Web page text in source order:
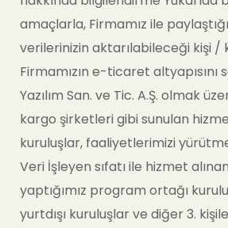
amaçlarla, Firmamız ile
verilerinizin aktarılabileceği kişi /
Firmamızın e-ticaret altyapısını
Yazılım San. ve Tic. A.Ş. olmak
kargo şirketleri gibi sunulan
kuruluşlar, faaliyetlerimizi
Veri İşleyen sıfatı ile hizmet
yaptığımız program ortağı
yurtdışı kuruluşlar ve diğer 3.